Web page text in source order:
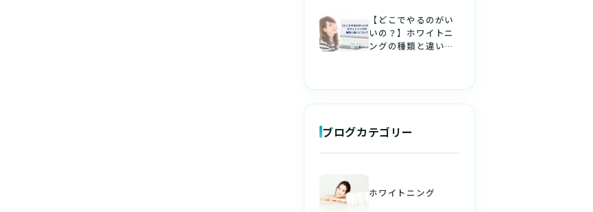
【どこでやるのがい
いの？】ホワイトニ
ングの種類と違いに
ブログカテゴリー
ホワイトニング